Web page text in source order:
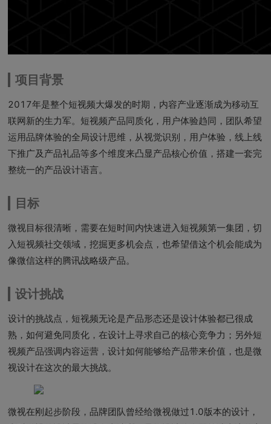
项目背景
2017年是整个短视频大爆发的时期，内容产业逐渐成为移动互
联网新的生力军。短视频产品同质化，用户体验趋同，团队希望
运用品牌体验的全局设计思维，从视觉识别，用户体验，线上线
下推广及产品礼品等多个维度来凸显产品核心价值，搭建一套完
整统一的产品设计语言。
目标
微视目标很清晰，需要在短时间内快速进入短视频第一集团，切
入短视频社交领域，挖掘更多机会点，也希望借这个机会能成为
像微信这样的腾讯战略级产品。
设计挑战
设计的挑战点，短视频无论是产品形态还是设计体验都已很成
熟，如何避免同质化，在设计上寻求自己的核心竞争力；另外短
视频产品强调内容运营，设计如何能够给产品带来价值，也是微
视设计在这次的最大挑战。
微视在刚起步阶段，品牌团队曾经给微视做过1.0版本的设计，